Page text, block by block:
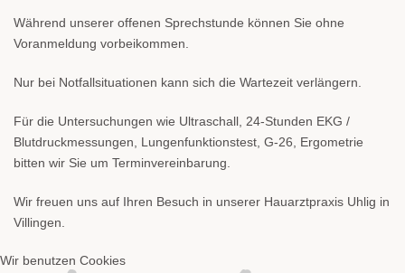
Während unserer offenen Sprechstunde können Sie ohne
Voranmeldung vorbeikommen.
Nur bei Notfallsituationen kann sich die Wartezeit verlängern.
Für die Untersuchungen wie Ultraschall, 24-Stunden EKG /
Blutdruckmessungen, Lungenfunktionstest, G-26, Ergometrie
bitten wir Sie um Terminvereinbarung.
Wir freuen uns auf Ihren Besuch in unserer Hauarztpraxis Uhlig in
Villingen.
Wir benutzen Cookies